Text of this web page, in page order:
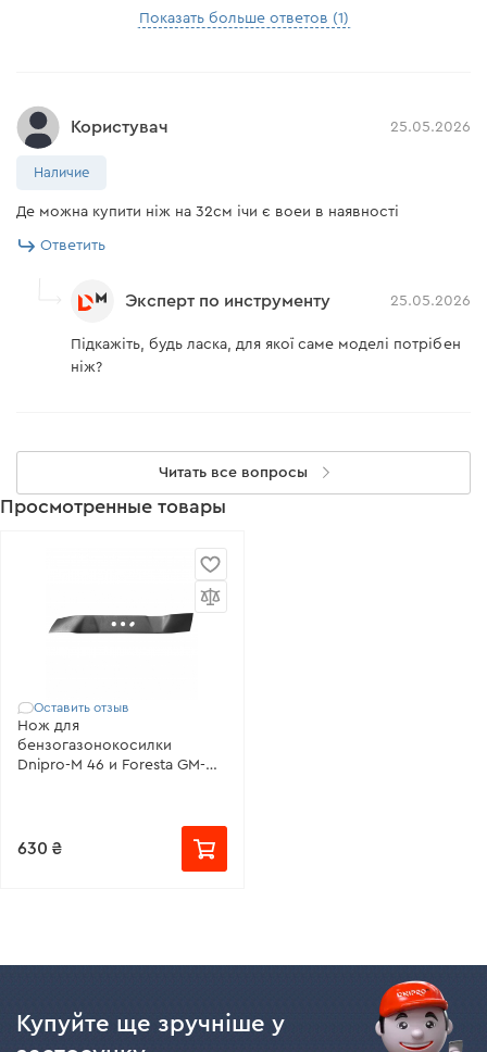
Показать больше ответов (1)
Користувач 25.05.2026
Наличие
Де можна купити ніж на 32см ічи є воеи в наявності
Ответить
Эксперт по инструменту 25.05.2026
Підкажіть, будь ласка, для якої саме моделі потрібен
ніж?
Читать все вопросы
Просмотренные товары
Оставить отзыв
Нож для
бензогазонокосилки
Dnipro-M 46 и Foresta GM-
630 ₴
Купуйте ще зручніше у